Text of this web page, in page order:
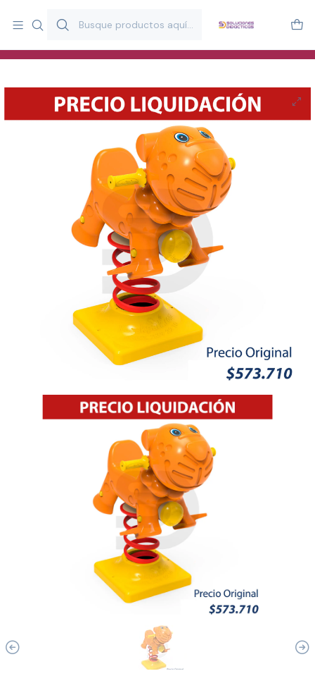
y estimulación infantil en Chile.
Especialistas en recursos educativos para aulas, terapeutas y